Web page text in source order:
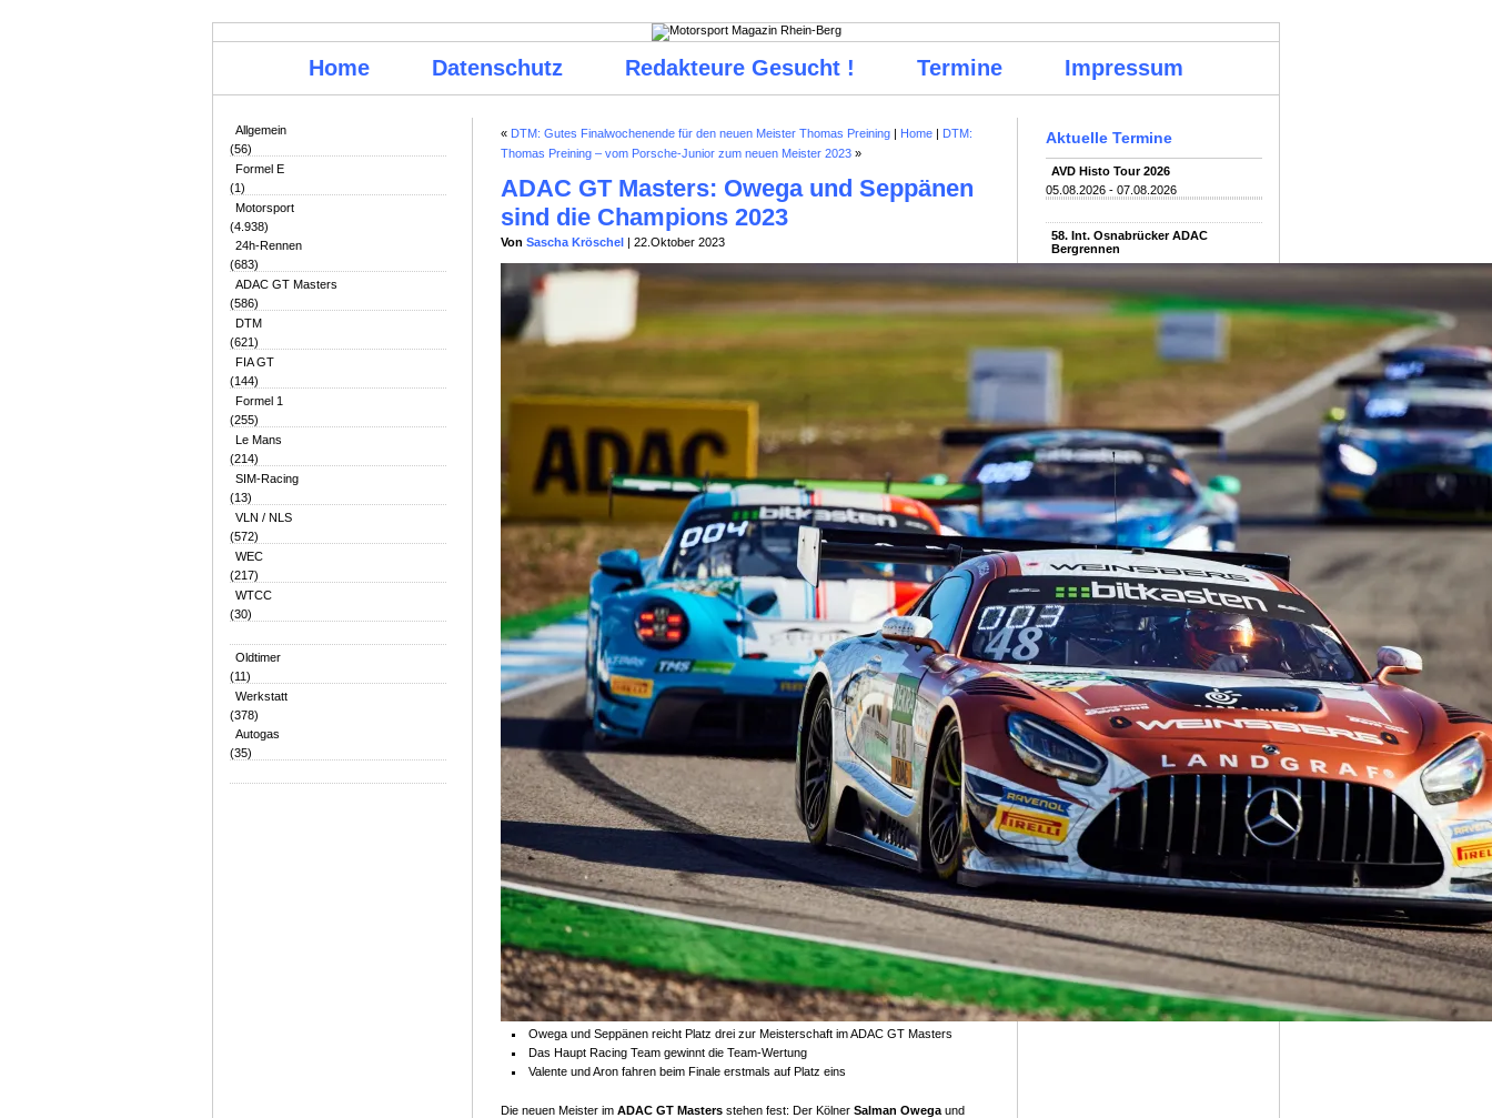
Home Datenschutz Redakteure Gesucht ! Termine Impressum
Allgemein
(56)
Formel E
(1)
Motorsport
(4.938)
24h-Rennen
(683)
ADAC GT Masters
(586)
DTM
(621)
FIA GT
(144)
Formel 1
(255)
Le Mans
(214)
SIM-Racing
(13)
VLN / NLS
(572)
WEC
(217)
WTCC
(30)
Oldtimer
(11)
Werkstatt
(378)
Autogas
(35)
Aktuelle Termine
AVD Histo Tour 2026
05.08.2026 - 07.08.2026
58. Int. Osnabrücker ADAC
Bergrennen
07.08.2026 - 09.08.2026
Oldtimer Grand Prix (OGP)
07.08.2026 - 09.08.2026
Nürburg
Le Bug Show
08.08.2026 - 09.08.2026
4970 Stavelot
12h-Rennen 24
Stunden24h24h
Nürburgring20102011
20232024 2025 Audi
BMWBoschErgebnis
F1 Ferrari FIAFormel 1
Grüne Hölle GT1 GT3
Hockenheim Lamborghini
Langstrecke Lausitzring
Le MansLive Mercedes
Mercedes Benz
Motorsport
NordschleifeNRing
Nürburgring
Oldtimer Oschersleben
Peugeot Porsche R8
Reifen SLS Spa Toyota TV
VLN Zandvoort
« DTM: Gutes Finalwochenende für den neuen Meister Thomas Preining | Home | DTM:
Thomas Preining – vom Porsche-Junior zum neuen Meister 2023 »
ADAC GT Masters: Owega und Seppänen
sind die Champions 2023
Von Sascha Kröschel | 22.Oktober 2023
Owega und Seppänen reicht Platz drei zur Meisterschaft im ADAC GT Masters
Das Haupt Racing Team gewinnt die Team-Wertung
Valente und Aron fahren beim Finale erstmals auf Platz eins
Die neuen Meister im ADAC GT Masters stehen fest: Der Kölner Salman Owega und